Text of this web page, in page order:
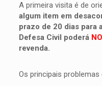
A primeira visita é de
algum item em
prazo de 20 dias para
Defesa Civil poderá
revenda.
Os principais